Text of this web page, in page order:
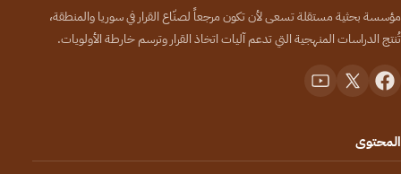
مؤسسة بحثية مستقلة تسعى لأن تكون مرجعاً لصنّاع القرار في سوريا والمنطقة،
تُنتج الدراسات المنهجية التي تدعم آليات اتخاذ القرار وترسم خارطة الأولويات.
المحتوى